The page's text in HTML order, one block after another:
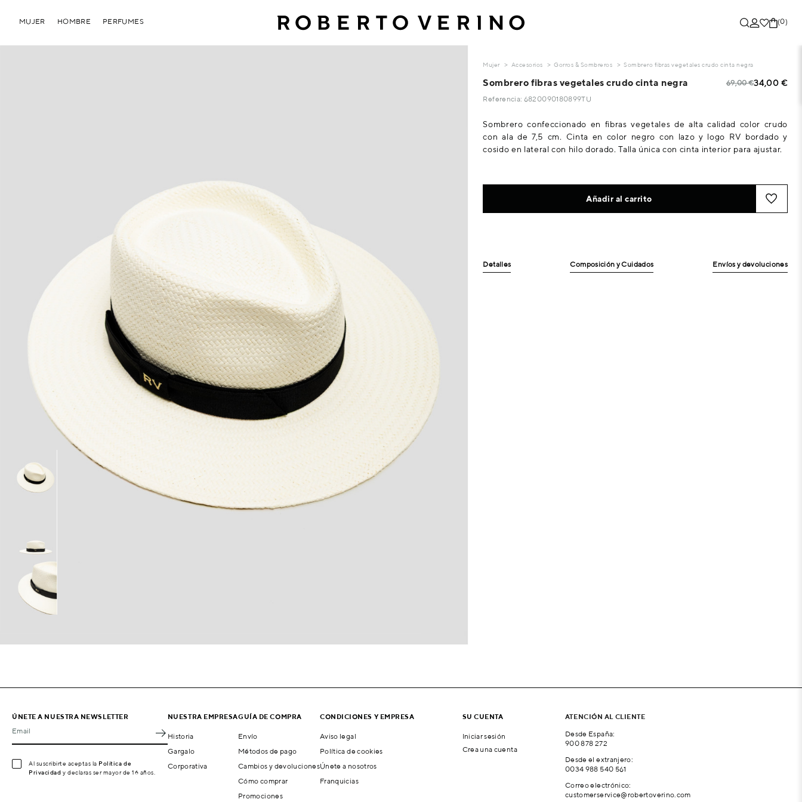
(0)
MUJER HOMBRE PERFUMES
Mujer Accesorios Gorros & Sombreros Sombrero fibras vegetales crudo cinta negra
Sombrero fibras vegetales crudo cinta negra 69,00 €34,00 €
Referencia: 6820090180899TU
Sombrero confeccionado en fibras vegetales de alta calidad color crudo
con ala de 7,5 cm. Cinta en color negro con lazo y logo RV bordado y
cosido en lateral con hilo dorado. Talla única con cinta interior para ajustar.
Añadir al carrito
Detalles Composición y Cuidados Envíos y devoluciones
ÚNETE A NUESTRA NEWSLETTER
Email
Al suscribirte aceptas la Política de
Privacidad y declaras ser mayor de 16 años.
NUESTRA EMPRESA
Historia
Gargalo
Corporativa
GUÍA DE COMPRA
Envío
Métodos de pago
Cambios y devoluciones
Cómo comprar
Promociones
CONDICIONES Y EMPRESA
Aviso legal
Política de cookies
Únete a nosotros
Franquicias
SU CUENTA
Iniciar sesión
Crea una cuenta
ATENCIÓN AL CLIENTE
Desde España:
900 878 272
Desde el extranjero:
0034 988 540 561
Correo electrónico:
customerservice@robertoverino.com